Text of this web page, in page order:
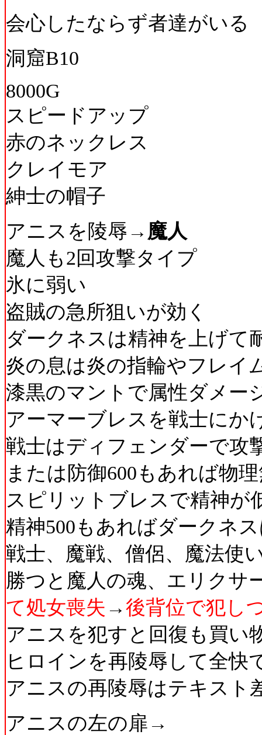
会心したならず者達がいる
洞窟B10
8000G
スピードアップ
赤のネックレス
クレイモア
紳士の帽子
アニスを陵辱→ 魔人
魔人も2回攻撃タイプ
氷に弱い
盗賊の急所狙いが効く
ダークネスは精神を上げて
炎の息は炎の指輪やフレイ
漆黒のマントで属性ダメー
アーマーブレスを戦士にか
戦士はディフェンダーで攻
または防御600もあれば物
スピリットブレスで精神が
精神500もあればダークネ
戦士、魔戦、僧侶、魔法使
勝つと魔人の魂、エリクサ
て処女喪失 →後背位で犯し
アニスを犯すと回復も買い
ヒロインを再陵辱して全快
アニスの再陵辱はテキスト
アニスの左の扉→